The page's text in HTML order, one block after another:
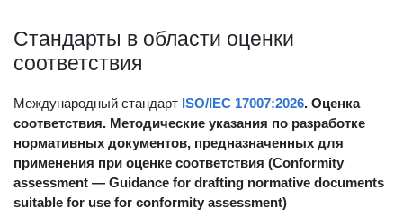
Стандарты в области оценки
Международный стандартISO/IEC 17007:2026. Оценка
соответствия. Методические указания по разработке
нормативных документов, предназначенных для
применения при оценке соответствия (Conformity
assessment — Guidance for drafting normative documents